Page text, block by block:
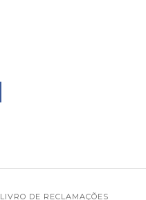
LIVRO DE RECLAMAÇÕES